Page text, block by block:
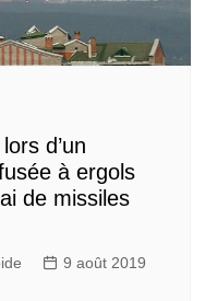
d’un
à ergols
de missiles
9 août 2019